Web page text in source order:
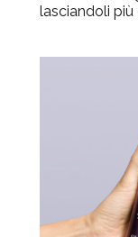
lasciandoli più